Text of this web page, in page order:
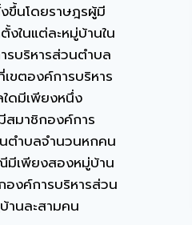
ขึ้นโดยราษฎรผู้มี
งในแต่ละหมู่บ้านใน
รบริหารส่วนตำบล
ขตองค์การบริหาร
ดมีเพียงหนึ่ง
สมาชิกองค์การ
ตำบลจำนวนหกคน
มีเพียงสองหมู่บ้าน
องค์การบริหารส่วน
านละสามคน